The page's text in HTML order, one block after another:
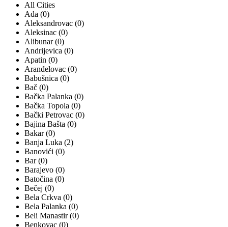
All Cities
Ada (0)
Aleksandrovac (0)
Aleksinac (0)
Alibunar (0)
Andrijevica (0)
Apatin (0)
Aranđelovac (0)
Babušnica (0)
Bač (0)
Bačka Palanka (0)
Bačka Topola (0)
Bački Petrovac (0)
Bajina Bašta (0)
Bakar (0)
Banja Luka (2)
Banovići (0)
Bar (0)
Barajevo (0)
Batočina (0)
Bečej (0)
Bela Crkva (0)
Bela Palanka (0)
Beli Manastir (0)
Benkovac (0)